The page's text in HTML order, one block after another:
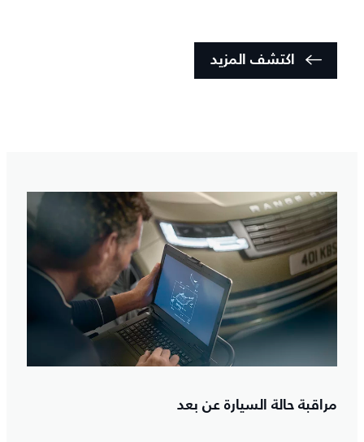
اكتشف المزيد
مراقبة حالة السيارة عن بعد